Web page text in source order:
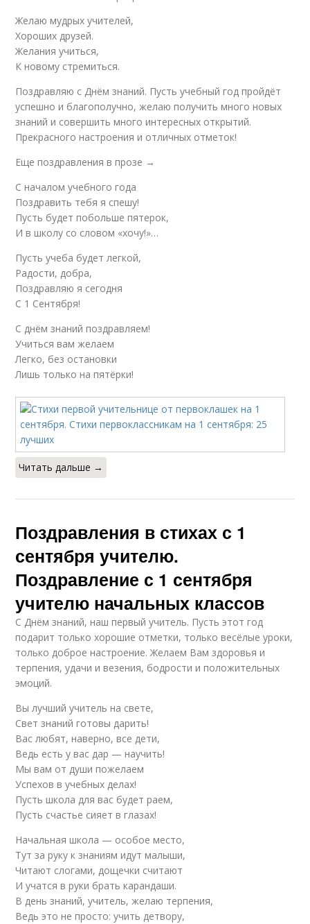
Желаю мудрых учителей,
Хороших друзей.
Желания учиться,
К новому стремиться.
Поздравляю с Днём знаний. Пусть учебный год пройдёт
успешно и благополучно, желаю получить много новых
знаний и совершить много интересных открытий.
Прекрасного настроения и отличных отметок!
Еще поздравления в прозе →
С началом учебного года
Поздравить тебя я спешу!
Пусть будет побольше пятерок,
И в школу со словом «хочу!»…
Пусть учеба будет легкой,
Радости, добра,
Поздравляю я сегодня
С 1 Сентября!
С днём знаний поздравляем!
Учиться вам желаем
Легко, без остановки
Лишь только на пятёрки!
Читать дальше →
Поздравления в стихах с 1
сентября учителю.
Поздравление с 1 сентября
учителю начальных классов
С Днём знаний, наш первый учитель. Пусть этот год
подарит только хорошие отметки, только весёлые уроки,
только доброе настроение. Желаем Вам здоровья и
терпения, удачи и везения, бодрости и положительных
эмоций.
Вы лучший учитель на свете,
Свет знаний готовы дарить!
Вас любят, наверно, все дети,
Ведь есть у вас дар — научить!
Мы вам от души пожелаем
Успехов в учебных делах!
Пусть школа для вас будет раем,
Пусть счастье сияет в глазах!
Начальная школа — особое место,
Тут за руку к знаниям идут малыши,
Читают слогами, дощечки считают
И учатся в руки брать карандаши.
В день знаний, учитель, желаю терпения,
Ведь это не просто: учить детвору,